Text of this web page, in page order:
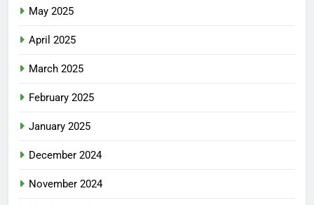
May 2025
April 2025
March 2025
February 2025
January 2025
December 2024
November 2024